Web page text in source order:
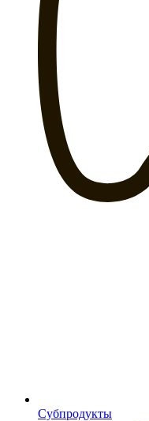
Субпродукты